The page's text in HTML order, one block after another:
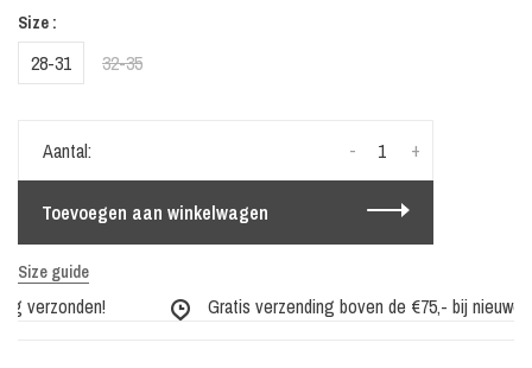
Size :
28-31 32-35
Aantal: +
-
Toevoegen aan winkelwagen
Size guide
verzonden! Gratis verzending boven de €75,- bij nieuwe